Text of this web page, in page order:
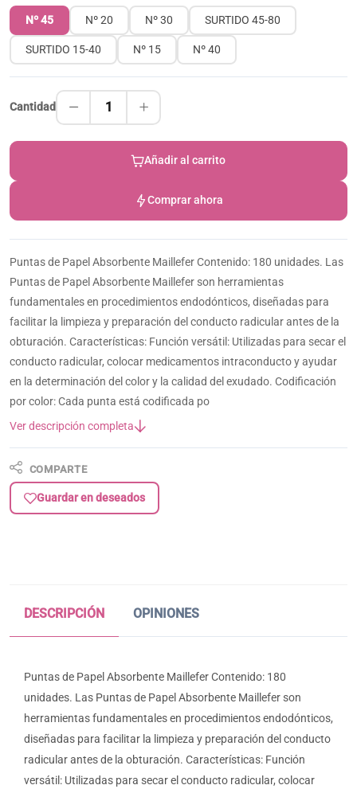
Nº 45 Nº 20 Nº 30 SURTIDO 45-80
SURTIDO 15-40 Nº 15 Nº 40
Cantidad 1
Añadir al carrito
Comprar ahora
Puntas de Papel Absorbente Maillefer Contenido: 180 unidades. Las
Puntas de Papel Absorbente Maillefer son herramientas
fundamentales en procedimientos endodónticos, diseñadas para
facilitar la limpieza y preparación del conducto radicular antes de la
obturación. Características: Función versátil: Utilizadas para secar el
conducto radicular, colocar medicamentos intraconducto y ayudar
en la determinación del color y la calidad del exudado. Codificación
por color: Cada punta está codificada po
Ver descripción completa
COMPARTE
Guardar en deseados
DESCRIPCIÓN OPINIONES
Puntas de Papel Absorbente Maillefer Contenido: 180
unidades. Las Puntas de Papel Absorbente Maillefer son
herramientas fundamentales en procedimientos endodónticos,
diseñadas para facilitar la limpieza y preparación del conducto
radicular antes de la obturación. Características: Función
versátil: Utilizadas para secar el conducto radicular, colocar